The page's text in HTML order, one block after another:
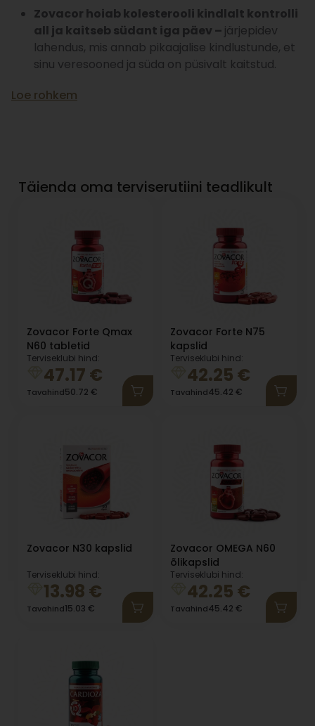
Zovacor hoiab kolesterooli kindlalt kontrolli
all ja kaitseb südant iga päev – järjepidev
lahendus, mis annab pikaajalise kindlustunde, et
sinu veresooned ja süda on püsivalt kaitstud.
Loe rohkem
Täienda oma terviserutiini teadlikult
Zovacor Forte Qmax
N60 tabletid
Terviseklubi hind:
47.17 €
Tavahind50.72 €
Zovacor Forte N75
kapslid
Terviseklubi hind:
42.25 €
Tavahind45.42 €
Zovacor N30 kapslid
Terviseklubi hind:
13.98 €
Tavahind15.03 €
Zovacor OMEGA N60
õlikapslid
Terviseklubi hind:
42.25 €
Tavahind45.42 €